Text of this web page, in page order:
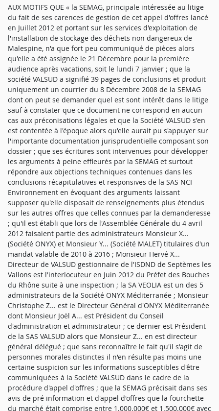
AUX MOTIFS QUE « la SEMAG, principale intéressée au litige
du fait de ses carences de gestion de cet appel d'offres lancé
en Juillet 2012 et portant sur les services d'exploitation de
l'installation de stockage des déchets non dangereux de
Malespine, n'a que fort peu communiqué de pièces alors
qu'elle a été assignée le 21 Décembre pour la première
audience après vacations, soit le lundi 7 janvier ; que la
société VALSUD a signifié 39 pages de conclusions et produit
uniquement un courrier du 8 Décembre 2008 de la SEMAG
dont on peut se demander quel est sont intérêt dans le litige
sauf à constater que ce document ne correspond en aucun
cas aux préconisations légales et que la Société VALSUD s'en
est contentée à l'époque alors qu'elle aurait pu s'appuyer sur
l'importante documentation jurisprudentielle composant son
dossier ; que ses écritures sont intervenues pour développer
les arguments à peine effleurés par la SEMAG et surtout
répondre aux objections techniques contenues dans les
conclusions récapitulatives et responsives de la SAS NCI
Environnement en évoquant des arguments laissant
supposer qu'elle disposait de renseignements plus étendus
sur les autres offres que celles connues par la demanderesse
; qu'il est établi que lors de l'Assemblée Générale du 4 avril
2012 faisaient partie des administrateurs Monsieur X...
(Société ONYX) et Monsieur Y... (Société MALET) titulaires d'un
mandat valable de 2010 à 2016 ; Monsieur Hervé X...
Directeur de VALSUD gestionnaire de l'ISDND de Septèmes les
Vallons est l'interlocuteur en Juin 2012 du Préfet des Bouches
du Rhône suite à une inspection ; la SA VEOLIA est un des 5
administrateurs de la Société ONYX Méditerranée ; Monsieur
Christophe Z... est le Directeur Général d'ONYX Méditerranée
dont Monsieur Joël A... est Président du Conseil
d'administration et administrateur ; ce dernier est Président
de la SAS VALSUD alors que Monsieur Z... en est directeur
général délégué ; que sans reconnaître le fait qu'il s'agit de
personnes morales distinctes il n'en résulte pas moins une
certaine suspicion sur les informations susceptibles d'être
communiquées à la Société VALSUD dans le cadre de la
procédure d'appel d'offres ; que la SEMAG précisait dans ses
avis de pré information et d'appel d'offres que la fourchette
du marché était comprise entre 1.000.000€ et 1.500.000€ avec